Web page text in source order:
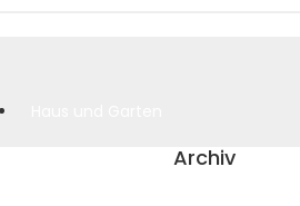
Archiv